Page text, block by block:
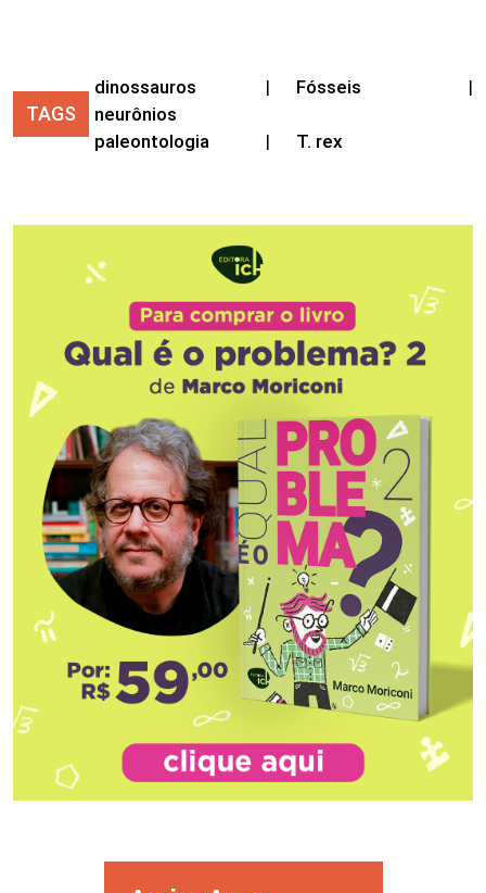
TAGS
dinossauros | Fósseis
|
neurônios
paleontologia
| T. rex